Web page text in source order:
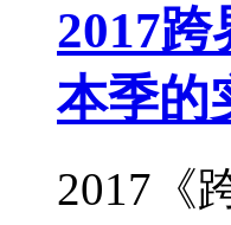
2017
本季的
2017《